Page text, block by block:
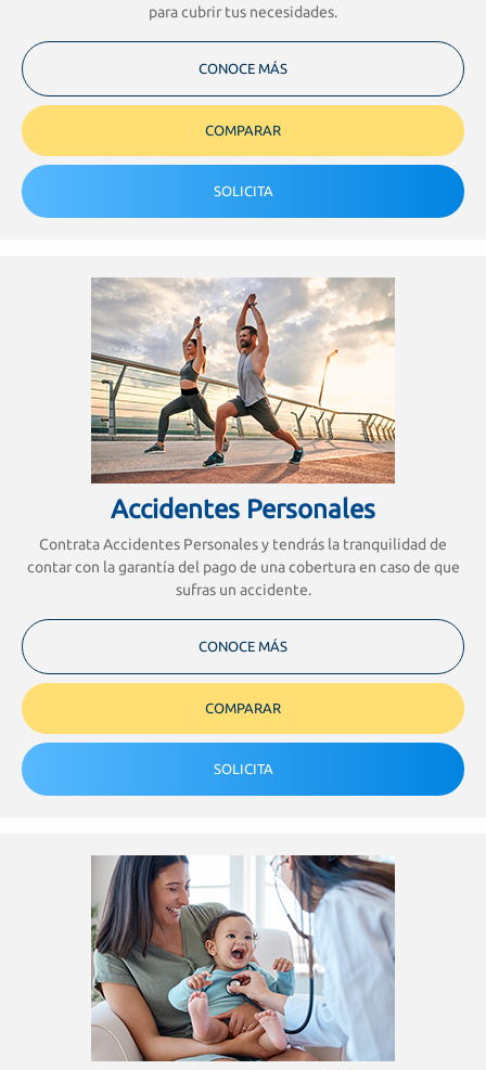
para cubrir tus necesidades.
CONOCE MÁS
COMPARAR
SOLICITA
Accidentes Personales
Contrata Accidentes Personales y tendrás la tranquilidad de
contar con la garantía del pago de una cobertura en caso de que
sufras un accidente.
CONOCE MÁS
COMPARAR
SOLICITA